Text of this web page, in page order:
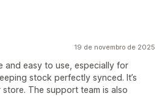
19 de novembro de 2025
and easy to use, especially for
stock perfectly synced. It’s
The support team is also